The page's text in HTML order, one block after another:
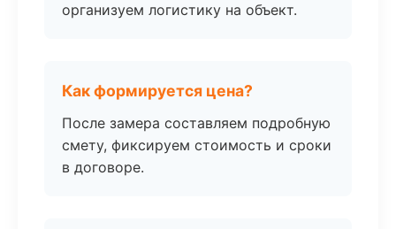
организуем логистику на объект.
Как формируется цена?
После замера составляем подробную
смету, фиксируем стоимость и сроки
в договоре.